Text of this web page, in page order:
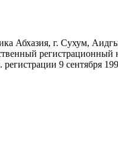
Абхазия, г. Сухум,
регистрационный
регистрации 9 сентября